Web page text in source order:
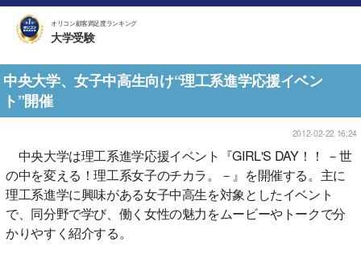
オリコン顧客満足度ランキング
大学受験
中央大学、女子中高生向け“理工系進学応援イベン
ト”開催
2012-02-22 16:24
中央大学は理工系進学応援イベント『GIRL'S DAY！！ －世
の中を変える！理工系女子のチカラ。－』を開催する。主に
理工系進学に興味がある女子中高生を対象としたイベント
で、同分野で学び、働く女性の魅力をムービーやトークで分
かりやすく紹介する。